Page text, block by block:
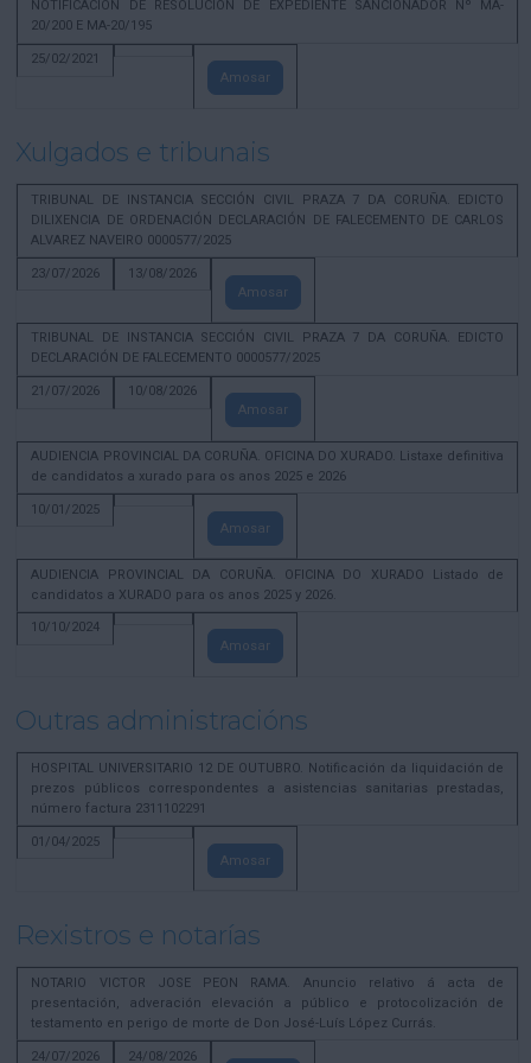
NOTIFICACION DE RESOLUCION DE EXPEDIENTE SANCIONADOR Nº MA-
20/200 E MA-20/195
25/02/2021
Amosar
Xulgados e tribunais
TRIBUNAL DE INSTANCIA SECCIÓN CIVIL PRAZA 7 DA CORUÑA. EDICTO
DILIXENCIA DE ORDENACIÓN DECLARACIÓN DE FALECEMENTO DE CARLOS
ALVAREZ NAVEIRO 0000577/2025
23/07/2026
13/08/2026
Amosar
TRIBUNAL DE INSTANCIA SECCIÓN CIVIL PRAZA 7 DA CORUÑA. EDICTO
DECLARACIÓN DE FALECEMENTO 0000577/2025
21/07/2026
10/08/2026
Amosar
AUDIENCIA PROVINCIAL DA CORUÑA. OFICINA DO XURADO. Listaxe definitiva
de candidatos a xurado para os anos 2025 e 2026
10/01/2025
Amosar
AUDIENCIA PROVINCIAL DA CORUÑA. OFICINA DO XURADO Listado de
candidatos a XURADO para os anos 2025 y 2026.
10/10/2024
Amosar
Outras administracións
HOSPITAL UNIVERSITARIO 12 DE OUTUBRO. Notificación da liquidación de
prezos públicos correspondentes a asistencias sanitarias prestadas,
número factura 2311102291
01/04/2025
Amosar
Rexistros e notarías
NOTARIO VICTOR JOSE PEON RAMA. Anuncio relativo á acta de
presentación, adveración elevación a público e protocolización de
testamento en perigo de morte de Don José-Luís López Currás.
24/07/2026
24/08/2026